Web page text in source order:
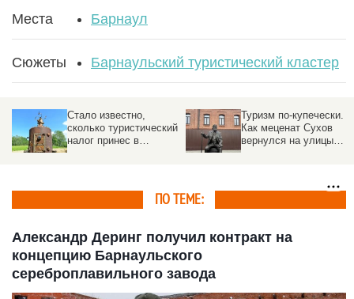
Места Барнаул
Сюжеты Барнаульский туристический кластер
Стало известно,
сколько туристический
налог принес в
Туризм по-купечески.
Как меценат Сухов
вернулся на улицы
ПО ТЕМЕ:
Александр Деринг получил контракт на
концепцию Барнаульского
сереброплавильного завода